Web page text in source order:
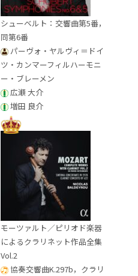
シューベルト：交響曲第5番，
同第6番
パーヴォ・ヤルヴィ＝ドイ
ツ・カンマーフィルハーモニ
ー・ブレーメン
広瀬 大介
増田 良介
モーツァルト／ピリオド楽器
によるクラリネット作品全集
Vol.2
協奏交響曲K.297b，クラリ